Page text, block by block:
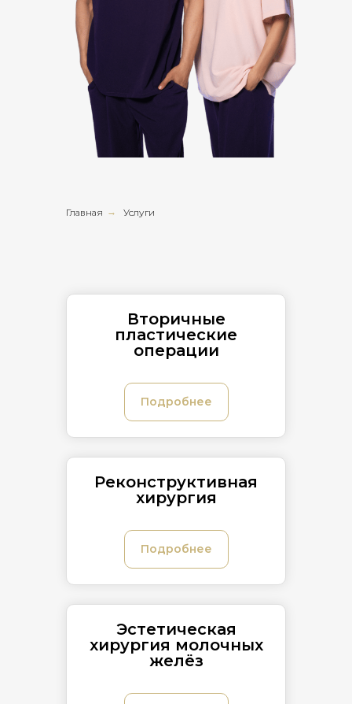
Главная → Услуги
Вторичные
пластические
операции
Подробнее
Реконструктивная
хирургия
Подробнее
Эстетическая
хирургия молочных
желёз